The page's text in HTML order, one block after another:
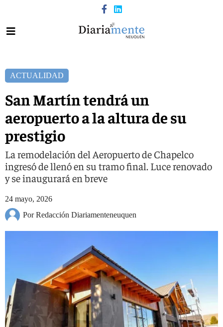
ACTUALIDAD
San Martín tendrá un
aeropuerto a la altura de su
prestigio
La remodelación del Aeropuerto de Chapelco
ingresó de llenó en su tramo final. Luce renovado
y se inaugurará en breve
24 mayo, 2026
Por Redacción Diariamenteneuquen